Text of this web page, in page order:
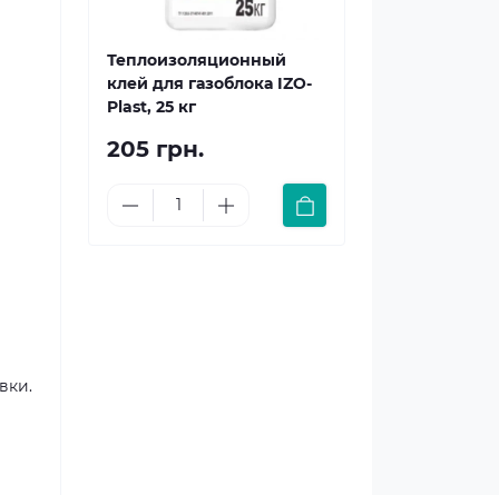
Теплоизоляционный
клей для газоблока IZO-
Plast, 25 кг
205 грн.